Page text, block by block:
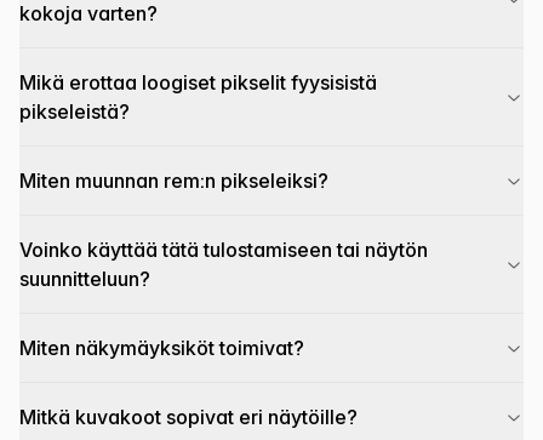
kokoja varten?
Mikä erottaa loogiset pikselit fyysisistä
pikseleistä?
Miten muunnan rem:n pikseleiksi?
Voinko käyttää tätä tulostamiseen tai näytön
suunnitteluun?
Miten näkymäyksiköt toimivat?
Mitkä kuvakoot sopivat eri näytöille?